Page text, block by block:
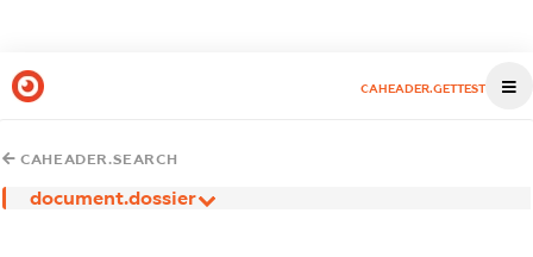
CAHEADER.GETTEST
CAHEADER.SEARCH
document.dossier